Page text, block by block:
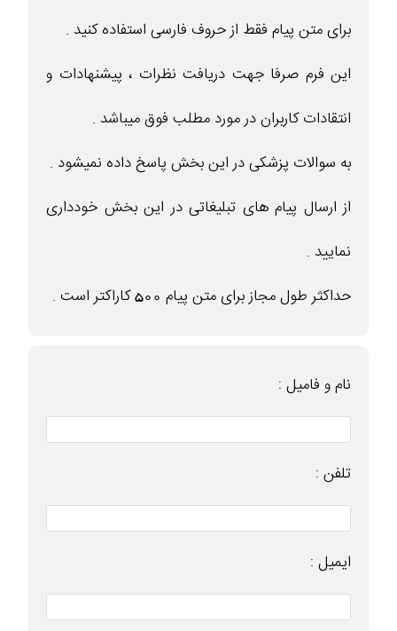
برای متن پیام فقط از حروف فارسی استفاده کنید .
این فرم صرفا جهت دریافت نظرات ، پیشنهادات و
انتقادات کاربران در مورد مطلب فوق میباشد .
به سوالات پزشکی در این بخش پاسخ داده نمیشود .
از ارسال پیام های تبلیغاتی در این بخش خودداری
نمایید .
حداکثر طول مجاز برای متن پیام 500 کاراکتر است .
نام و فامیل :
تلفن :
ایمیل :